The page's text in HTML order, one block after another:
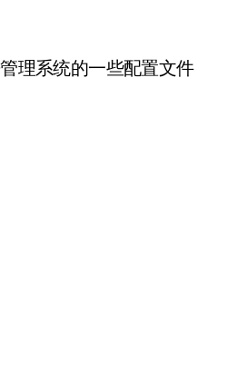
理系统的一些配置文件